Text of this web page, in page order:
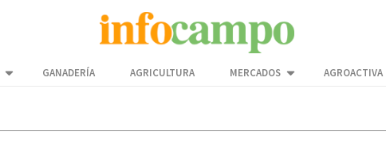
GANADERÍA AGRICULTURA MERCADOS AGROACTIVA